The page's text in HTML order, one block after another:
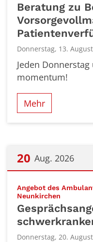
Beratung zu
Donnerstag, 13.
Jeden
momentum!
Mehr
20 Aug. 2026
Angebot des
Neunkirchen
Donnerstag, 20.